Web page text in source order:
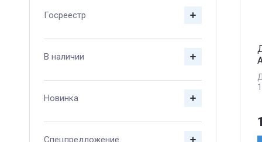
Госреестр
В наличии
Новинка
Спецпредложение